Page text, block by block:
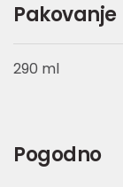
Pakovanje
290 ml
Pogodno